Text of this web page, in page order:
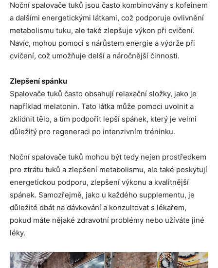
Noční spalovače tuků jsou často kombinovány s kofeinem
a dalšími energetickými látkami, což podporuje ovlivnění
metabolismu tuku, ale také zlepšuje výkon při cvičení.
Navíc, mohou pomoci s nárůstem energie a výdrže při
cvičení, což umožňuje delší a náročnější činnosti.
Zlepšení spánku
Spalovače tuků často obsahují relaxační složky, jako je
například melatonin. Tato látka může pomoci uvolnit a
zklidnit tělo, a tím podpořit lepší spánek, který je velmi
důležitý pro regeneraci po intenzivním tréninku.
Noční spalovače tuků mohou být tedy nejen prostředkem
pro ztrátu tuků a zlepšení metabolismu, ale také poskytují
energetickou podporu, zlepšení výkonu a kvalitnější
spánek. Samozřejmě, jako u každého supplementu, je
důležité dbát na dávkování a konzultovat s lékařem,
pokud máte nějaké zdravotní problémy nebo užíváte jiné
léky.